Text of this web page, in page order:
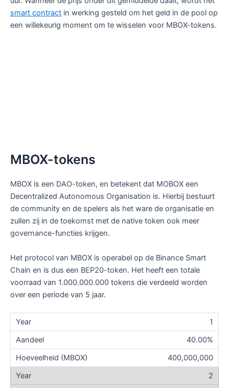
smart contract in werking gesteld om het geld in de pool op
een willekeurig moment om te wisselen voor MBOX-tokens.
MBOX-tokens
MBOX is een DAO-token, en betekent dat MOBOX een
Decentralized Autonomous Organisation is. Hierbij bestuurt
de community en de spelers als het ware de organisatie en
zullen zij in de toekomst met de native token ook meer
governance-functies krijgen.
Het protocol van MBOX is operabel op de Binance Smart
Chain en is dus een BEP20-token. Het heeft een totale
voorraad van 1.000.000.000 tokens die verdeeld worden
over een periode van 5 jaar.
1
40.00%
400,000,000
2